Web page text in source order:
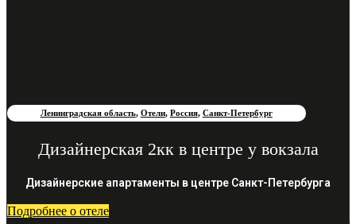
Ленинградская область, Отели, Россия, Санкт-Петербург
Дизайнерская 2кк в центре у вокзала
Дизайнерские апартаменты в центре Санкт-Петербурга
Подробнее о отеле